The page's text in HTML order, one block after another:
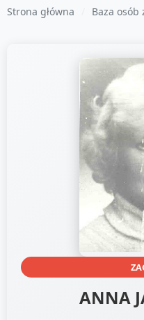
Strona główna Baza osób
ANNA